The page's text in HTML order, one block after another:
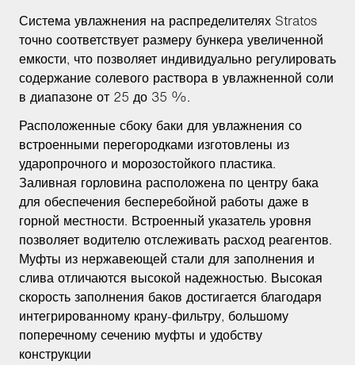
Система увлажнения на распределителях Stratos
точно соответствует размеру бункера увеличенной
емкости, что позволяет индивидуально регулировать
содержание солевого раствора в увлажненной соли
в диапазоне от 25 до 35 %.
Расположенные сбоку баки для увлажнения со
встроенными перегородками изготовлены из
ударопрочного и морозостойкого пластика.
Заливная горловина расположена по центру бака
для обеспечения бесперебойной работы даже в
горной местности. Встроенный указатель уровня
позволяет водителю отслеживать расход реагентов.
Муфты из нержавеющей стали для заполнения и
слива отличаются высокой надежностью. Высокая
скорость заполнения баков достигается благодаря
интегрированному крану-фильтру, большому
поперечному сечению муфты и удобству
конструкции